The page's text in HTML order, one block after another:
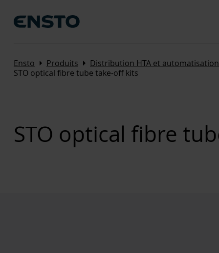
Ensto Arrow_right Produits Arrow_right Distribution HTA et automatisation
STO optical fibre tube take-off kits
STO optical fibre